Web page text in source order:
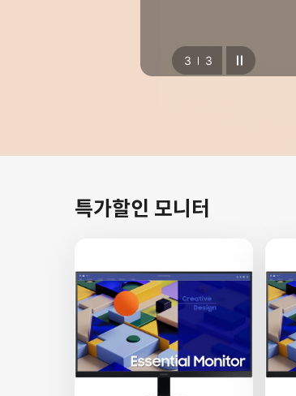
키보드
1 3
특가할인 모니터